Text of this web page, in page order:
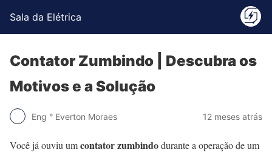
Sala da Elétrica
Contator Zumbindo | Descubra os
Motivos e a Solução
Eng ° Everton Moraes 12 meses atrás
Você já ouviu umcontator zumbindodurante a operação de um